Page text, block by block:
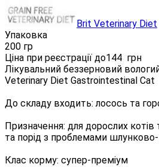
Brit Veterinary Diet
Упаковка
200 гр
Ціна при реєстрації до144 грн
Лікувальний беззерновий
Veterinary Diet Gastrointestinal Cat
До складу входить: лосось та
Призначення: для дорослих котів
та порід з проблемами
Клас корму: супер-преміум